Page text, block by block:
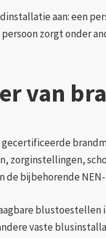
aan: een
zorgt onder
van
gecertificeerde
zorginstellingen,
de bijbehorende
vaste